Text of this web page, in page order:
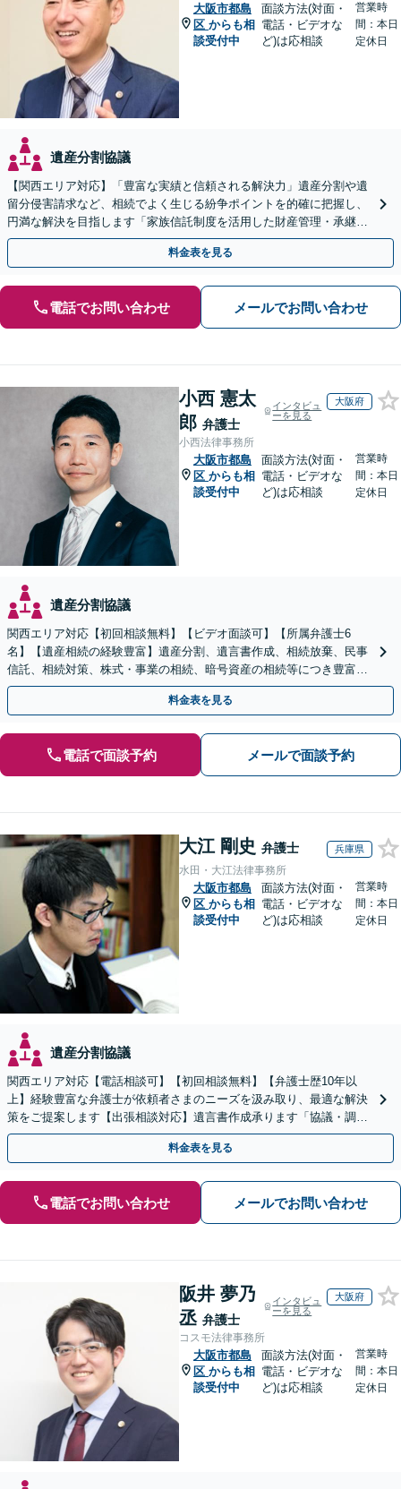
大阪市都島
区 からも相
談受付中
面談方法(対面・
電話・ビデオな
ど)は応相談
営業時
間：本日
定休日
遺産分割協議
【関西エリア対応】「豊富な実績と信頼される解決力」遺産分割や遺
留分侵害請求など、相続でよく生じる紛争ポイントを的確に把握し、
円満な解決を目指します「家族信託制度を活用した財産管理・承継プ
ランのご提案」「次世代へ想いを託す円滑な事業承継」
料金表を見る
電話でお問い合わせ メールでお問い合わせ
小西 憲太
郎 弁護士
インタビュ
ーを見る
大阪府
小西法律事務所
大阪市都島
区 からも相
談受付中
面談方法(対面・
電話・ビデオな
ど)は応相談
営業時
間：本日
定休日
遺産分割協議
関西エリア対応【初回相談無料】【ビデオ面談可】【所属弁護士6
名】【遺産相続の経験豊富】遺産分割、遺言書作成、相続放棄、民事
信託、相続対策、株式・事業の相続、暗号資産の相続等につき豊富な
対応実績。【バリアフリー】【完全個室対応】
料金表を見る
電話で面談予約 メールで面談予約
大江 剛史 弁護士 兵庫県
水田・大江法律事務所
大阪市都島
区 からも相
談受付中
面談方法(対面・
電話・ビデオな
ど)は応相談
営業時
間：本日
定休日
遺産分割協議
関西エリア対応【電話相談可】【初回相談無料】【弁護士歴10年以
上】経験豊富な弁護士が依頼者さまのニーズを汲み取り、最適な解決
策をご提案します【出張相談対応】遺言書作成承ります「協議・調
停・審判どの段階でも相談OK」【分割・後払い利用可】
料金表を見る
電話でお問い合わせ メールでお問い合わせ
阪井 夢乃
丞 弁護士
インタビュ
ーを見る
大阪府
コスモ法律事務所
大阪市都島
区 からも相
談受付中
面談方法(対面・
電話・ビデオな
ど)は応相談
営業時
間：本日
定休日